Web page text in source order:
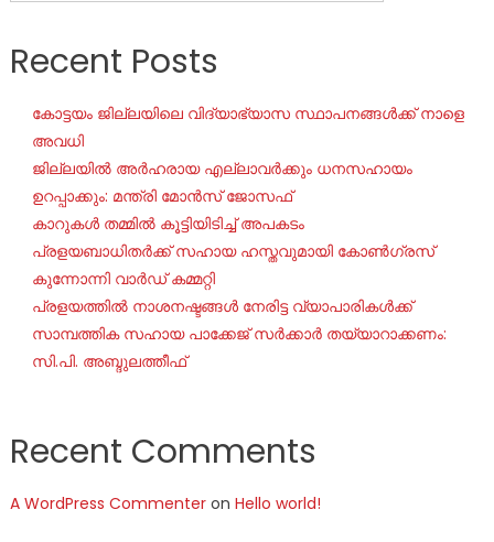
Recent Posts
കോട്ടയം ജില്ലയിലെ വിദ്യാഭ്യാസ സ്ഥാപനങ്ങൾക്ക് നാളെ
അവധി
ജില്ലയില്‍ അര്‍ഹരായ എല്ലാവര്‍ക്കും ധനസഹായം
ഉറപ്പാക്കും: മന്ത്രി മോന്‍സ് ജോസഫ്
കാറുകൾ തമ്മിൽ കൂട്ടിയിടിച്ച് അപകടം
പ്രളയബാധിതർക്ക് സഹായ ഹസ്തവുമായി കോൺഗ്രസ്
കുന്നോന്നി വാർഡ് കമ്മറ്റി
പ്രളയത്തിൽ നാശനഷ്ടങ്ങൾ നേരിട്ട വ്യാപാരികൾക്ക്
സാമ്പത്തിക സഹായ പാക്കേജ് സർക്കാർ തയ്യാറാക്കണം:
സി.പി. അബ്ദുലത്തീഫ്
Recent Comments
A WordPress Commenteron Hello world!